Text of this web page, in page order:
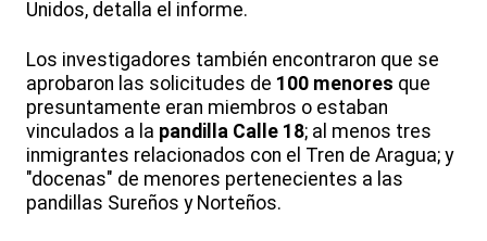
Unidos, detalla el informe.
Los investigadores también encontraron que se
aprobaron las solicitudes de 100 menores que
presuntamente eran miembros o estaban
vinculados a la pandilla Calle 18; al menos tres
inmigrantes relacionados con el Tren de Aragua; y
"docenas" de menores pertenecientes a las
pandillas Sureños y Norteños.